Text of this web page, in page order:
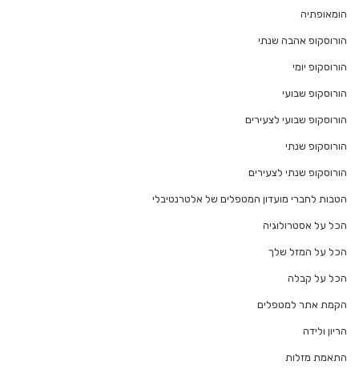
הומאופתיה
הורוסקופ אהבה שנתי
הורוסקופ יומי
הורוסקופ שבועי
הורוסקופ שבועי לצעירים
הורוסקופ שנתי
הורוסקופ שנתי לצעירים
הטבות לחברי מועדון המטפלים של אלטרנטיבלי
הכל על אסטרולוגיה
הכל על המזל שלך
הכל על קבלה
הקמת אתר למטפלים
הריון ולידה
התאמת מזלות